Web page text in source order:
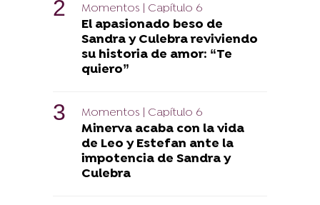
Momentos | Capítulo 6
El apasionado beso de
Sandra y Culebra reviviendo
su historia de amor: “Te
quiero”
Momentos | Capítulo 6
Minerva acaba con la vida
de Leo y Estefan ante la
impotencia de Sandra y
Culebra